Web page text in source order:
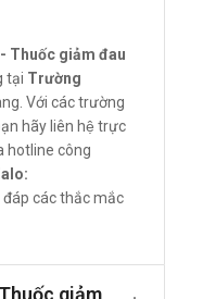
dụng Paracetamol sẽ
500
từ nhẹ đến vừa, hạ
cúm, viêm họng, viêm
Thuốc giảm đau
tại Trường
Với các trường
hãy liên hệ trực
hotline công
các thắc mắc
giảm